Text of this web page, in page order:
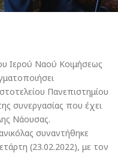
Ιερού Ναού Κοιμήσεως
Πανεπιστημίου
συνεργασίας που έχει
Νάουσας.
συναντήθηκε
(23.02.2022), με τον